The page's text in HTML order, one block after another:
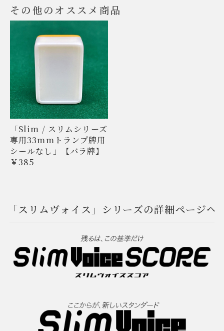
その他のオススメ商品
「Slim / スリムシリーズ
専用33mmトランプ牌用
シールなし」【バラ牌】
￥385
「スリムヴォイス」シリーズの詳細ページへ